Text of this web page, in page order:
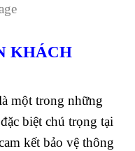
KHÁCH
một trong những
biệt chú trọng tại
kết bảo vệ thông